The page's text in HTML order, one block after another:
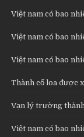
Việt nam có bao
Việt nam có bao
Việt nam có bao
Thành cổ loa được
Vạn lý trường
Việt nam có bao